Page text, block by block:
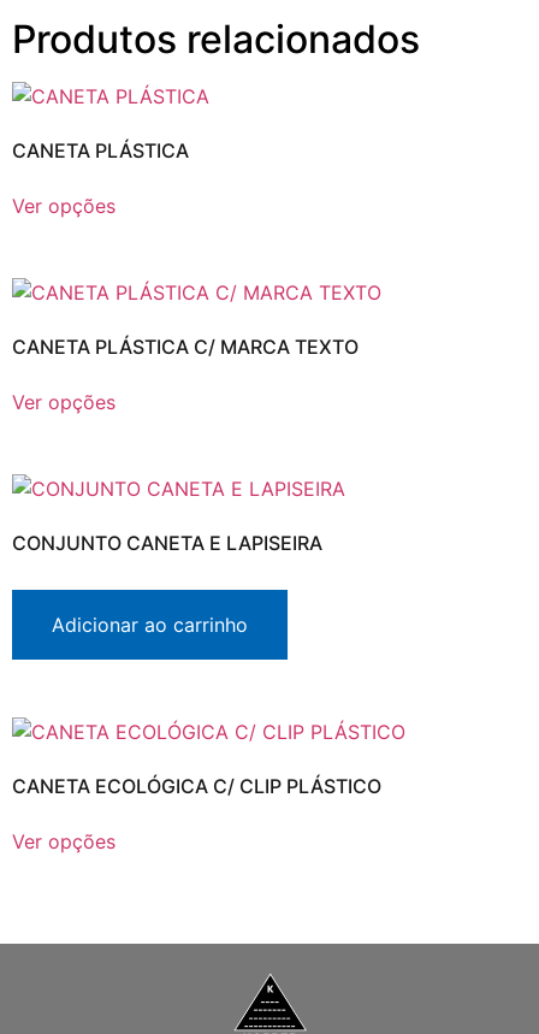
Produtos relacionados
CANETA PLÁSTICA
Ver opções
CANETA PLÁSTICA C/ MARCA TEXTO
Ver opções
CONJUNTO CANETA E LAPISEIRA
Adicionar ao carrinho
CANETA ECOLÓGICA C/ CLIP PLÁSTICO
Ver opções